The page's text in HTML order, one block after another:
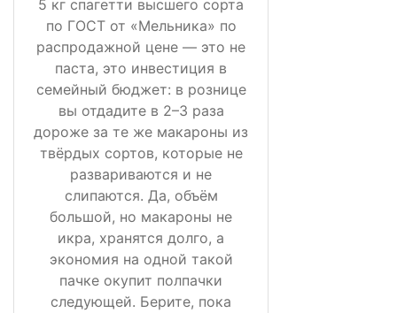
5 кг спагетти высшего сорта
по ГОСТ от «Мельника» по
распродажной цене — это не
паста, это инвестиция в
семейный бюджет: в рознице
вы отдадите в 2–3 раза
дороже за те же макароны из
твёрдых сортов, которые не
развариваются и не
слипаются. Да, объём
большой, но макароны не
икра, хранятся долго, а
экономия на одной такой
пачке окупит полпачки
следующей. Берите, пока